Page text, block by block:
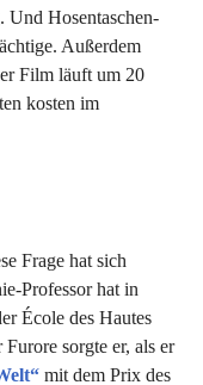
Und Hosentaschen-
Außerdem
Film läuft um 20
kosten im
Frage hat sich
Professor hat in
École des Hautes
sorgte er, als er
mit dem Prix des